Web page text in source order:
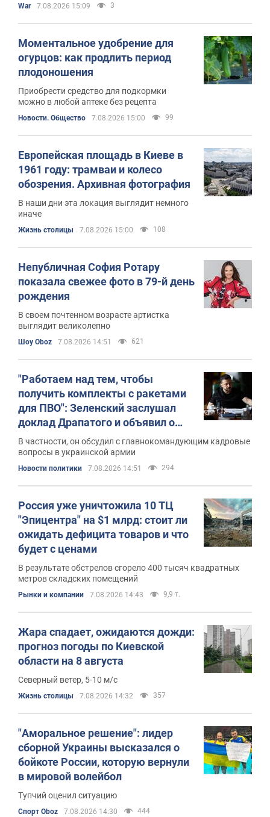
War 7.08.2026 15:09 3
Моментальное удобрение для
огурцов: как продлить период
плодоношения
Приобрести средство для подкормки
можно в любой аптеке без рецепта
Новости. Общество 7.08.2026 15:00 99
Европейская площадь в Киеве в
1961 году: трамваи и колесо
обозрения. Архивная фотография
В наши дни эта локация выглядит немного
иначе
Жизнь столицы 7.08.2026 15:00 108
Непубличная София Ротару
показала свежее фото в 79-й день
рождения
В своем почтенном возрасте артистка
выглядит великолепно
Шоу Oboz 7.08.2026 14:51 621
"Работаем над тем, чтобы
получить комплекты с ракетами
для ПВО": Зеленский заслушал
доклад Драпатого и объявил о
новых мерах
В частности, он обсудил с главнокомандующим кадровые
вопросы в украинской армии
Новости политики 7.08.2026 14:51 294
Россия уже уничтожила 10 ТЦ
"Эпицентра" на $1 млрд: стоит ли
ожидать дефицита товаров и что
будет с ценами
В результате обстрелов сгорело 400 тысяч квадратных
метров складских помещений
Рынки и компании 7.08.2026 14:43 9,9 т.
Жара спадает, ожидаются дожди:
прогноз погоды по Киевской
области на 8 августа
Северный ветер, 5-10 м/с
Жизнь столицы 7.08.2026 14:32 357
"Аморальное решение": лидер
сборной Украины высказался о
бойкоте России, которую вернули
в мировой волейбол
Тупчий оценил ситуацию
Спорт Oboz 7.08.2026 14:30 444